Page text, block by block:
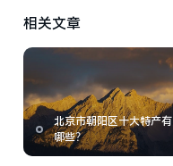
相关文章
北京市朝阳区十大特产有
哪些？